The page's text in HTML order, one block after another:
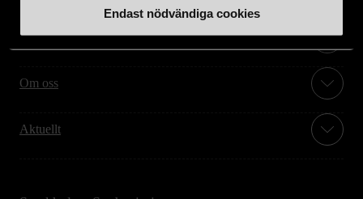
Endast nödvändiga cookies
Handla second hand online
Om oss
Aktuellt